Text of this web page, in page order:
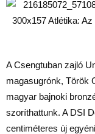
A Csengtuban zajló
magasugrónk, Török
magyar bajnoki
szoríthattunk. A DSI
centiméteres új